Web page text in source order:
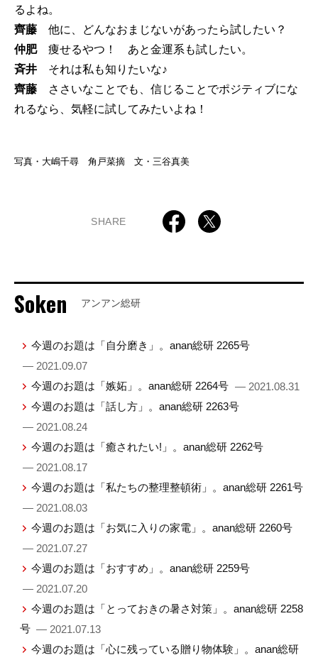
るよね。
齊藤 他に、どんなおまじないがあったら試したい？
仲肥 痩せるやつ！ あと金運系も試したい。
斉井 それは私も知りたいな♪
齊藤
ささいなことでも、信じることでポジティブにな
れるなら、気軽に試してみたいよね！
写真・大嶋千尋 角戸菜摘 文・三谷真美
SHARE
Soken アンアン総研
今週のお題は「自分磨き」。anan総研 2265号
— 2021.09.07
今週のお題は「嫉妬」。anan総研 2264号 — 2021.08.31
今週のお題は「話し方」。anan総研 2263号
— 2021.08.24
今週のお題は「癒されたい!」。anan総研 2262号
— 2021.08.17
今週のお題は「私たちの整理整頓術」。anan総研 2261号
— 2021.08.03
今週のお題は「お気に入りの家電」。anan総研 2260号
— 2021.07.27
今週のお題は「おすすめ」。anan総研 2259号
— 2021.07.20
今週のお題は「とっておきの暑さ対策」。anan総研 2258
号 — 2021.07.13
今週のお題は「心に残っている贈り物体験」。anan総研